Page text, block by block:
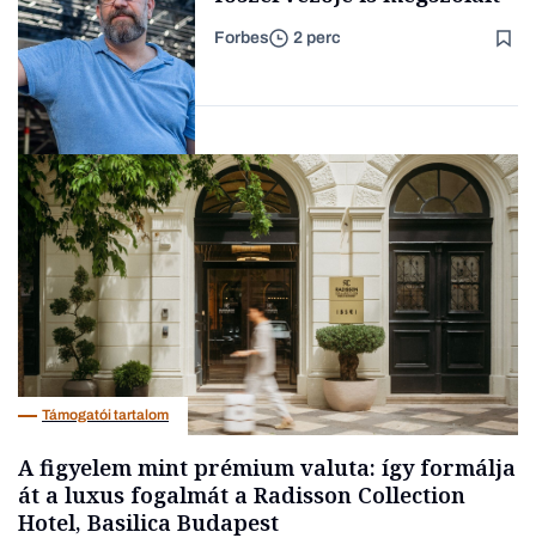
Forbes-sztori
Társadalom
Forbes 2 perc
Támogatói tartalom
A figyelem mint prémium valuta: így formálja
át a luxus fogalmát a Radisson Collection
Hotel, Basilica Budapest